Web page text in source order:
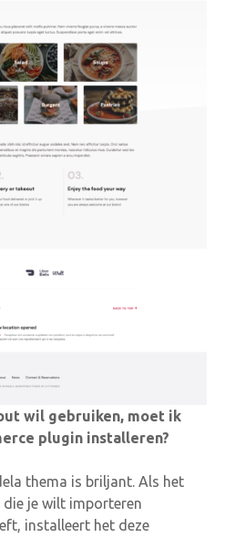
wil gebruiken, moet ik
plugin installeren?
thema is briljant. Als het
je wilt importeren
installeert het deze